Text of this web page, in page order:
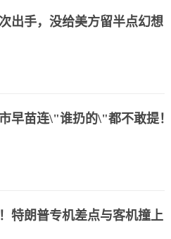
出手，没给美方留半点幻想
早苗连\"谁扔的\"都不敢提！
特朗普专机差点与客机撞上